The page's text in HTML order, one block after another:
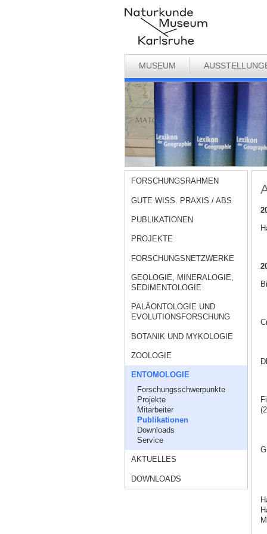
MUSEUM
FORSCHUNGSRAHMEN
GUTE WISS. PRAXIS / ABS
PUBLIKATIONEN
PROJEKTE
FORSCHUNGSNETZWERKE
GEOLOGIE, MINERALOGIE,
SEDIMENTOLOGIE
PALÄONTOLOGIE UND
EVOLUTIONSFORSCHUNG
BOTANIK UND MYKOLOGIE
ZOOLOGIE
ENTOMOLOGIE
Forschungsschwerpunkte
Projekte
Mitarbeiter
Publikationen
Downloads
Service
AKTUELLES
DOWNLOADS